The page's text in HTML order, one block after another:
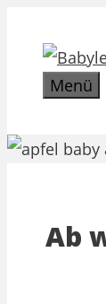
Inhalt
springenMenü
Ab